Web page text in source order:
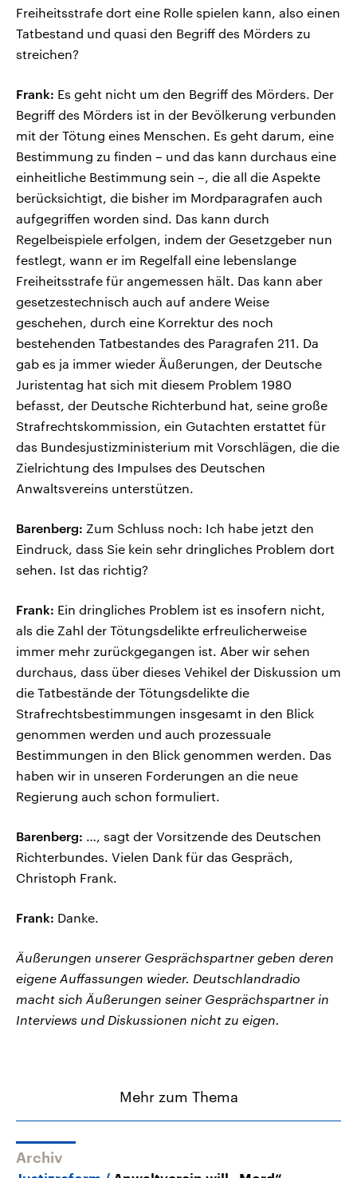
Freiheitsstrafe dort eine Rolle spielen kann, also einen
Tatbestand und quasi den Begriff des Mörders zu
streichen?
Frank: Es geht nicht um den Begriff des Mörders. Der
Begriff des Mörders ist in der Bevölkerung verbunden
mit der Tötung eines Menschen. Es geht darum, eine
Bestimmung zu finden – und das kann durchaus eine
einheitliche Bestimmung sein –, die all die Aspekte
berücksichtigt, die bisher im Mordparagrafen auch
aufgegriffen worden sind. Das kann durch
Regelbeispiele erfolgen, indem der Gesetzgeber nun
festlegt, wann er im Regelfall eine lebenslange
Freiheitsstrafe für angemessen hält. Das kann aber
gesetzestechnisch auch auf andere Weise
geschehen, durch eine Korrektur des noch
bestehenden Tatbestandes des Paragrafen 211. Da
gab es ja immer wieder Äußerungen, der Deutsche
Juristentag hat sich mit diesem Problem 1980
befasst, der Deutsche Richterbund hat, seine große
Strafrechtskommission, ein Gutachten erstattet für
das Bundesjustizministerium mit Vorschlägen, die die
Zielrichtung des Impulses des Deutschen
Anwaltsvereins unterstützen.
Barenberg: Zum Schluss noch: Ich habe jetzt den
Eindruck, dass Sie kein sehr dringliches Problem dort
sehen. Ist das richtig?
Frank: Ein dringliches Problem ist es insofern nicht,
als die Zahl der Tötungsdelikte erfreulicherweise
immer mehr zurückgegangen ist. Aber wir sehen
durchaus, dass über dieses Vehikel der Diskussion um
die Tatbestände der Tötungsdelikte die
Strafrechtsbestimmungen insgesamt in den Blick
genommen werden und auch prozessuale
Bestimmungen in den Blick genommen werden. Das
haben wir in unseren Forderungen an die neue
Regierung auch schon formuliert.
Barenberg: …, sagt der Vorsitzende des Deutschen
Richterbundes. Vielen Dank für das Gespräch,
Christoph Frank.
Frank: Danke.
Äußerungen unserer Gesprächspartner geben deren
eigene Auffassungen wieder. Deutschlandradio
macht sich Äußerungen seiner Gesprächspartner in
Interviews und Diskussionen nicht zu eigen.
Mehr zum Thema
Archiv